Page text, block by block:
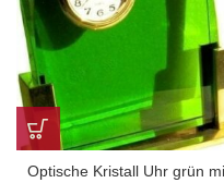
Optische Kristall Uhr grün